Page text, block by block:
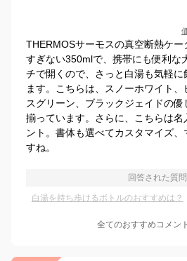
THERMOSサーモスの真空断熱ケー
すぎない350mlで、携帯にも便利な
チで開くので、さっと白湯も気軽に
ます。こちらは、スノーホワイト
スグリーン、ブラックジェイドの
揃っています。さらに、こちらは名
ント。書体も選べてカスタマイズ、
すね。
回答された質問
白湯を持ち歩けるボトルのおすすめは？
全てのおすすめコメント